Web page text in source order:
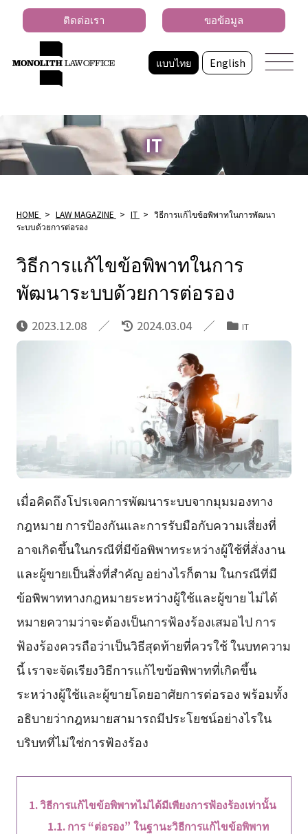
แบบไทย English
ติดต่อเรา ขอข้อมูล
IT
HOME > LAW MAGAZINE > IT > วิธีการแก้ไขข้อพิพาทในการพัฒนา
ระบบด้วยการต่อรอง
วิธีการแก้ไขข้อพิพาทในการ
พัฒนาระบบด้วยการต่อรอง
2023.12.08 2024.03.04 IT
เมื่อคิดถึงโปรเจคการพัฒนาระบบจากมุมมองทาง
กฎหมาย การป้องกันและการรับมือกับความเสี่ยงที่
อาจเกิดขึ้นในกรณีที่มีข้อพิพาทระหว่างผู้ใช้ที่สั่งงาน
และผู้ขายเป็นสิ่งที่สำคัญ อย่างไรก็ตาม ในกรณีที่มี
ข้อพิพาททางกฎหมายระหว่างผู้ใช้และผู้ขาย ไม่ได้
หมายความว่าจะต้องเป็นการฟ้องร้องเสมอไป การ
ฟ้องร้องควรถือว่าเป็นวิธีสุดท้ายที่ควรใช้ ในบทความ
นี้ เราจะจัดเรียงวิธีการแก้ไขข้อพิพาทที่เกิดขึ้น
ระหว่างผู้ใช้และผู้ขายโดยอาศัยการต่อรอง พร้อมทั้ง
อธิบายว่ากฎหมายสามารถมีประโยชน์อย่างไรใน
บริบทที่ไม่ใช่การฟ้องร้อง
วิธีการแก้ไขข้อพิพาทไม่ได้มีเพียงการฟ้องร้องเท่านั้น
การ “ต่อรอง” ในฐานะวิธีการแก้ไขข้อพิพาท